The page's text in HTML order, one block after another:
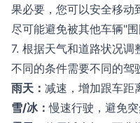
果必要，您可以安全移动
尽可能避免被其他车辆"围
7. 根据天气和道路状况调
不同的条件需要不同的驾
雨天： 减速，增加跟车距
雪/冰：慢速行驶，避免